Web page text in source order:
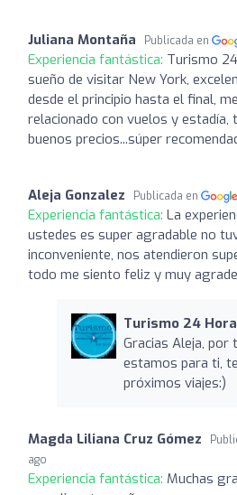
Juliana Montaña Publicada en
Experiencia fantástica: Turismo
sueño de visitar New York,
desde el principio hasta el final,
relacionado con vuelos y estadía,
buenos precios...súper
Aleja Gonzalez Publicada en
Experiencia fantástica: La
ustedes es super agradable no
inconveniente, nos atendieron
todo me siento feliz y muy
Turismo 24
Gracias Aleja, por
estamos para ti,
próximos viajes:)
Magda Liliana Cruz Gómez
ago
Experiencia fantástica: Muchas